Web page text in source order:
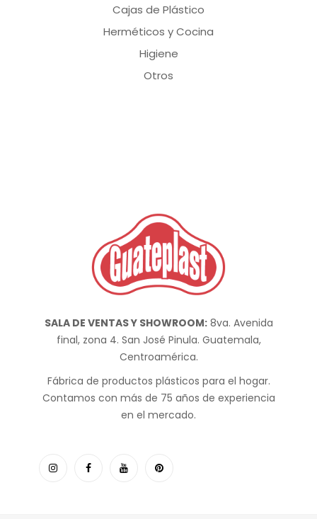
Cajas de Plástico
Herméticos y Cocina
Higiene
Otros
SALA DE VENTAS Y SHOWROOM:8va. Avenida
final, zona 4. San José Pinula. Guatemala,
Centroamérica.
Fábrica de productos plásticos para el hogar.
Contamos con más de 75 años de experiencia
en el mercado.